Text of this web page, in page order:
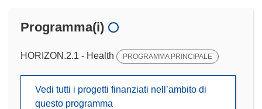
Programma(i)
HORIZON.2.1 - Health PROGRAMMA PRINCIPALE
Vedi tutti i progetti finanziati nell’ambito di
questo programma